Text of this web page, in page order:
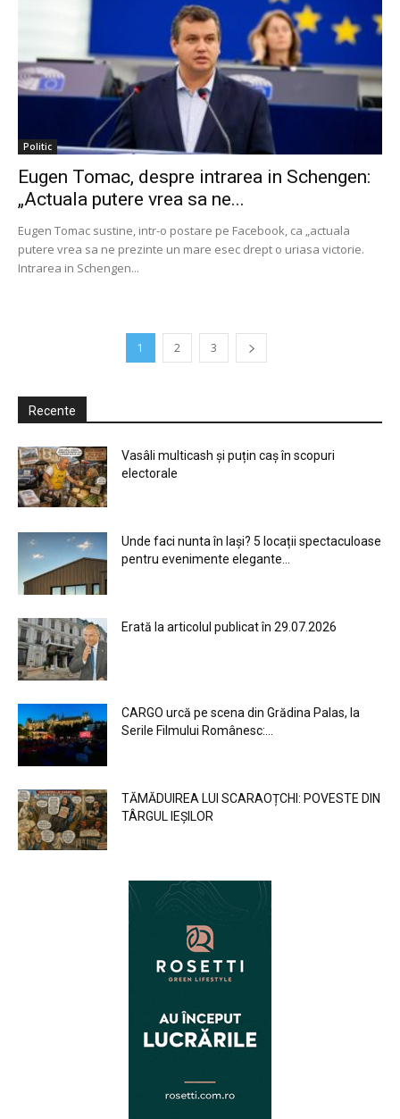
Politic
Eugen Tomac, despre intrarea in Schengen:
„Actuala putere vrea sa ne...
Eugen Tomac sustine, intr-o postare pe Facebook, ca „actuala
putere vrea sa ne prezinte un mare esec drept o uriasa victorie.
Intrarea in Schengen...
1 2 3
Recente
Vasâli multicash și puțin caș în scopuri
electorale
Unde faci nunta în Iași? 5 locații spectaculoase
pentru evenimente elegante...
Erată la articolul publicat în 29.07.2026
CARGO urcă pe scena din Grădina Palas, la
Serile Filmului Românesc:...
TĂMĂDUIREA LUI SCARAOȚCHI: POVESTE DIN
TÂRGUL IEȘILOR